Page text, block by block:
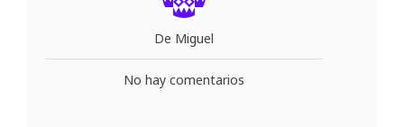
De Miguel
No hay comentarios